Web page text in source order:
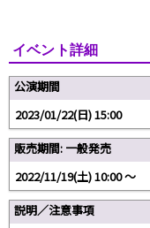
イベント詳細
公演期間
2023/01/22(日) 15:00
販売期間: 一般発売
2022/11/19(土) 10:00 〜
説明／注意事項